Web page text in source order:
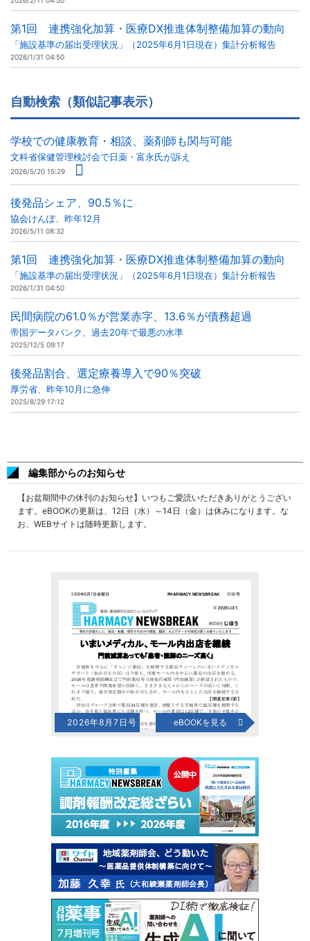
第1回 連携強化加算・医療DX推進体制整備加算の動向
「施設基準の届出受理状況」（2025年6月1日現在）集計分析報告
2026/1/31 04:50
自動検索（類似記事表示）
学校での健康教育・相談、薬剤師も関与可能
文科省保健管理検討会で日薬・富永氏が訴え
2026/5/20 15:29
後発品シェア、90.5％に
協会けんぽ、昨年12月
2026/5/11 08:32
第1回 連携強化加算・医療DX推進体制整備加算の動向
「施設基準の届出受理状況」（2025年6月1日現在）集計分析報告
2026/1/31 04:50
民間病院の61.0％が営業赤字、13.6％が債務超過
帝国データバンク、過去20年で最悪の水準
2025/12/5 09:17
後発品割合、選定療養導入で90％突破
厚労省、昨年10月に急伸
2025/8/29 17:12
編集部からのお知らせ
【お盆期間中の休刊のお知らせ】いつもご愛読いただきありがとうござい
ます。eBOOKの更新は、12日（水）～14日（金）は休みになります。な
お、WEBサイトは随時更新します。
2026年8月7日号 eBOOKを見る